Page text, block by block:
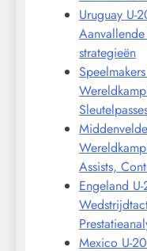
Uruguay U-
strategieën
Assists,
Engeland
Mexico U-